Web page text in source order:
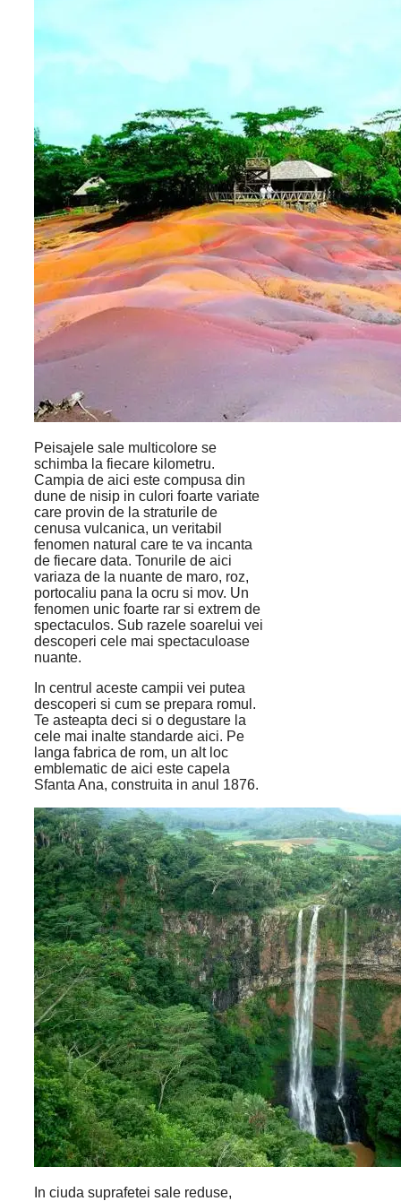
Peisajele sale multicolore se
schimba la fiecare kilometru.
Campia de aici este compusa din
dune de nisip in culori foarte variate
care provin de la straturile de
cenusa vulcanica, un veritabil
fenomen natural care te va incanta
de fiecare data. Tonurile de aici
variaza de la nuante de maro, roz,
portocaliu pana la ocru si mov. Un
fenomen unic foarte rar si extrem de
spectaculos. Sub razele soarelui vei
descoperi cele mai spectaculoase
nuante.
In centrul aceste campii vei putea
descoperi si cum se prepara romul.
Te asteapta deci si o degustare la
cele mai inalte standarde aici. Pe
langa fabrica de rom, un alt loc
emblematic de aici este capela
Sfanta Ana, construita in anul 1876.
In ciuda suprafetei sale reduse,